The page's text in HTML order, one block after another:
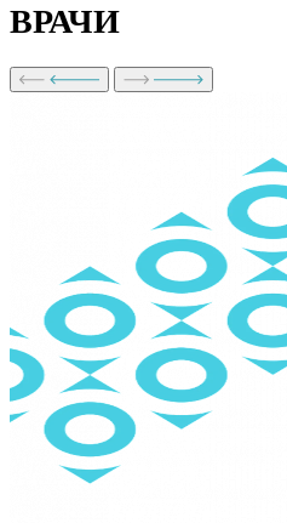
ВРАЧИ